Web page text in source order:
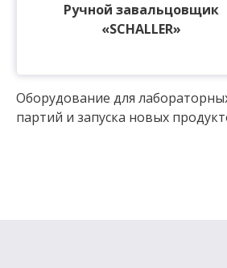
Ручной завальцовщик
«SCHALLER»
Оборудование для
партий и запуска новых